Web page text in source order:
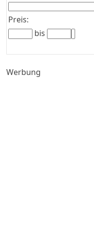
Preis:
bis
Werbung